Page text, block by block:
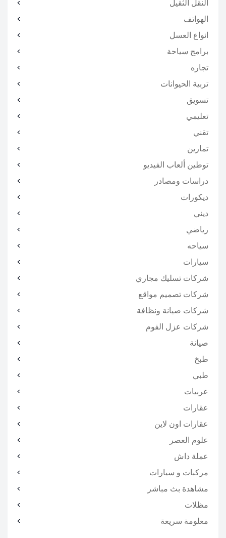
النقل الثقيل
الهواتف
انواع العسل
برامج سياحة
تجاره
تربية الحيوانات
تسويق
تعليمي
تقني
تمارين
توطين ألعاب الفيديو
دراسات ومصادر
ديكورات
ديني
رياضي
سياحه
سيارات
شركات تسليك مجاري
شركات تصميم مواقع
شركات صيانة ونظافة
شركات عزل الفوم
صيانة
طبخ
طبي
عربيات
عقارات
عقارات اون لاين
علوم العصر
عملة داش
مركبات و سيارات
مشاهدة بث مباشر
مظلات
معلومة سريعة